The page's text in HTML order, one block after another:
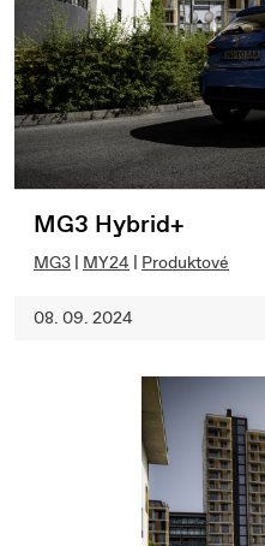
MG3 Hybrid+
MG3 | MY24 | Produktové
08. 09. 2024